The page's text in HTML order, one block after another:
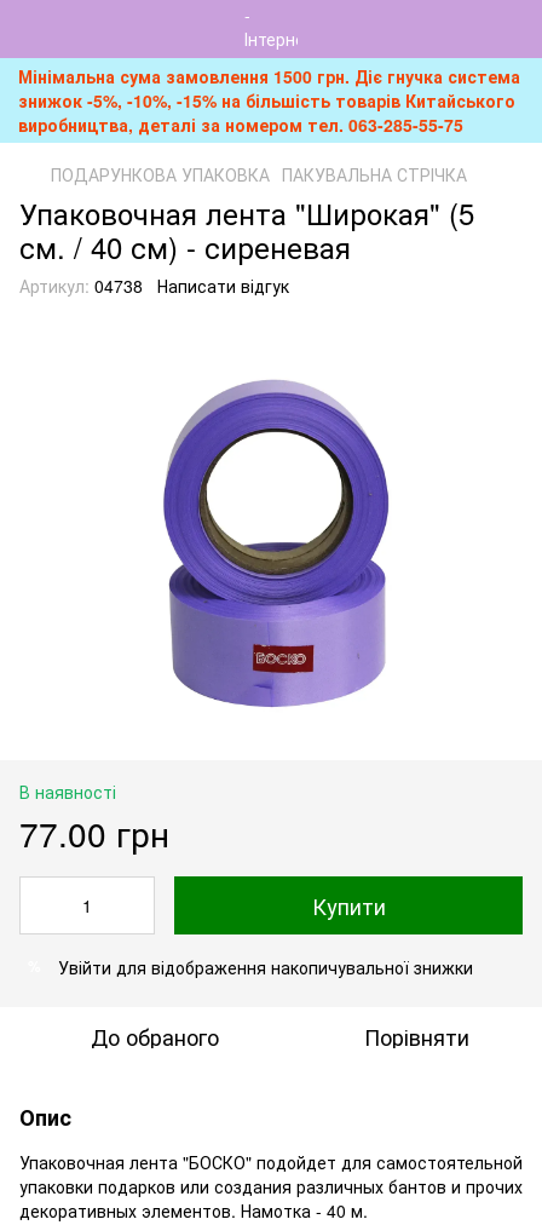
Мінімальна сума замовлення 1500 грн. Діє гнучка система
знижок -5%, -10%, -15% на більшість товарів Китайського
виробництва, деталі за номером тел. 063-285-55-75
ПОДАРУНКОВА УПАКОВКА ПАКУВАЛЬНА СТРІЧКА
Упаковочная лента "Широкая" (5
см. / 40 см) - сиреневая
Артикул: 04738 Написати відгук
В наявності
77.00 грн
Купити
Увійти для відображення накопичувальної знижки
До обраного Порівняти
Опис
Упаковочная лента "БОСКО" подойдет для самостоятельной
упаковки подарков или создания различных бантов и прочих
декоративных элементов. Намотка - 40 м.